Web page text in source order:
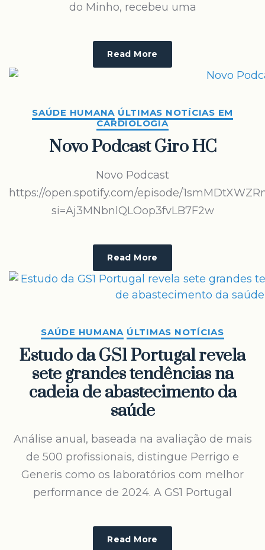
do Minho, recebeu uma
Read More
SAÚDE HUMANA ÚLTIMAS NOTÍCIAS EM
CARDIOLOGIA
Novo Podcast Giro HC
Novo Podcast
https://open.spotify.com/episode/
si=Aj3MNbnlQLOop3fvLB7F2w
Read More
SAÚDE HUMANA ÚLTIMAS NOTÍCIAS
Estudo da GS1 Portugal revela
sete grandes tendências na
cadeia de abastecimento da
saúde
Análise anual, baseada na avaliação de mais
de 500 profissionais, distingue Perrigo e
Generis como os laboratórios com melhor
performance de 2024. A GS1 Portugal
Read More